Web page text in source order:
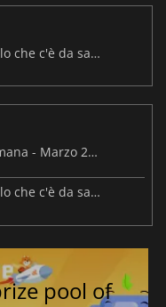
WWE 2K26 Season Pass: Tutto quello che c'è da sapere
I videogiochi in uscita questa settimana - Marzo 2026 (Settimana 11)
WWE 2K26 Season Pass: Tutto quello che c'è da sapere
pool of